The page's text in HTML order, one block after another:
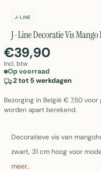
J-LINE
J-Line Decoratie Vis
€39,90
Incl. btw
Op voorraad
2 tot 5 werkdagen
Bezorging in België € 7,50
worden apart berekend.
Decoratieve vis van
zwart, 31 cm hoog voor
meer..